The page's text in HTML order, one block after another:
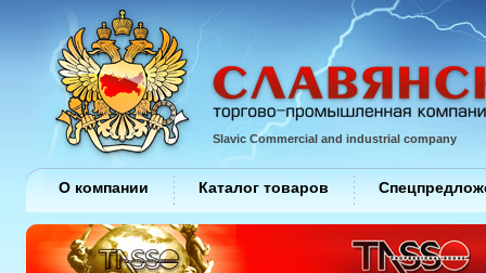
Slavic Commercial and industrial company
О компании Каталог товаров